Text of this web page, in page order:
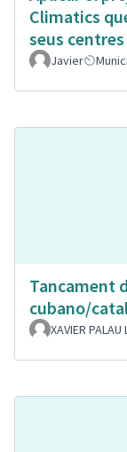
Climatics
seus
Javier
Tancament
cubano/
XAVIER PALAU